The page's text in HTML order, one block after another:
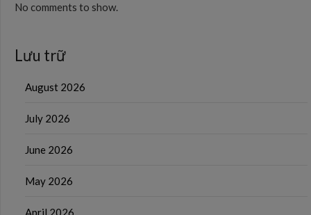
No comments to show.
Lưu trữ
August 2026
July 2026
June 2026
May 2026
April 2026